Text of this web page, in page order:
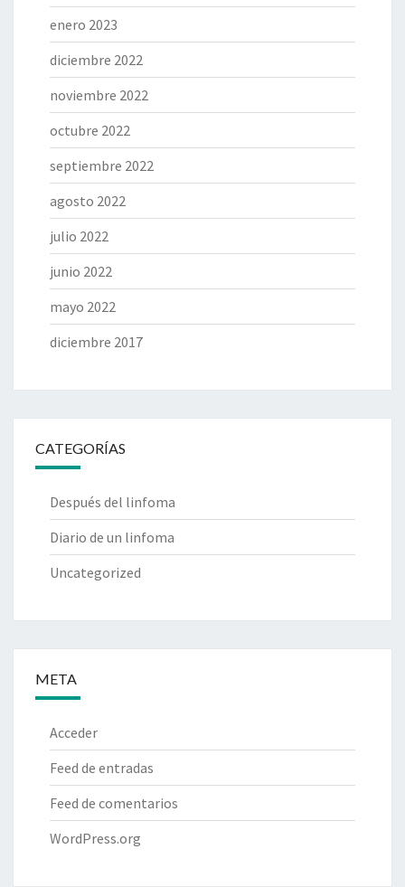
enero 2023
diciembre 2022
noviembre 2022
octubre 2022
septiembre 2022
agosto 2022
julio 2022
junio 2022
mayo 2022
diciembre 2017
CATEGORÍAS
Después del linfoma
Diario de un linfoma
Uncategorized
META
Acceder
Feed de entradas
Feed de comentarios
WordPress.org